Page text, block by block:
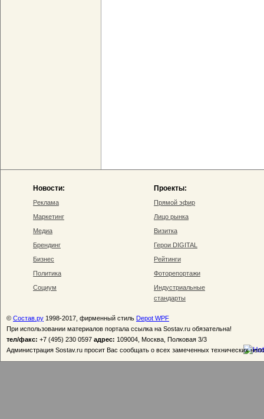
Новости:
Реклама
Маркетинг
Медиа
Брендинг
Бизнес
Политика
Социум
Проекты:
Прямой эфир
Лицо рынка
Визитка
Герои DIGITAL
Рейтинги
Фоторепортажи
Индустриальные
стандарты
© Состав.ру 1998-2017, фирменный стиль Depot WPF
При использовании материалов портала ссылка на Sostav.ru обязательна!
тел/факс: +7 (495) 230 0597 адрес: 109004, Москва, Полковая 3/3
Администрация Sostav.ru просит Вас сообщать о всех замеченных технических